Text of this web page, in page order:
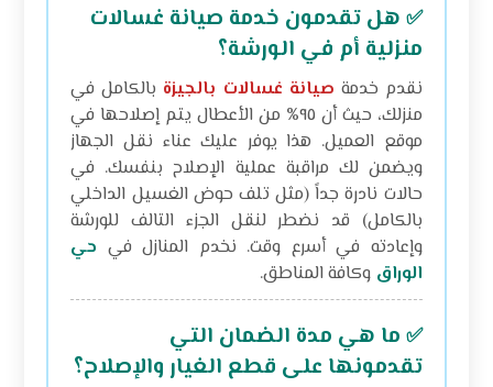
✅ هل تقدمون خدمة صيانة غسالات
منزلية أم في الورشة؟
نقدم خدمة صيانة غسالات بالجيزة بالكامل في
منزلك، حيث أن ٩٥% من الأعطال يتم إصلاحها في
موقع العميل. هذا يوفر عليك عناء نقل الجهاز
ويضمن لك مراقبة عملية الإصلاح بنفسك. في
حالات نادرة جداً (مثل تلف حوض الغسيل الداخلي
بالكامل) قد نضطر لنقل الجزء التالف للورشة
وإعادته في أسرع وقت. نخدم المنازل في حي
الوراق وكافة المناطق.
✅ ما هي مدة الضمان التي
تقدمونها على قطع الغيار والإصلاح؟